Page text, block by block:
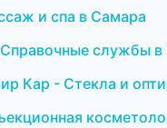
и спа в Самара
службы в
Кар - Стекла и